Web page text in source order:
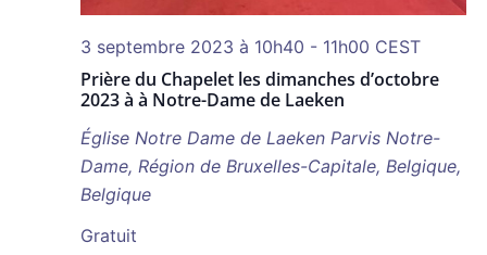
Prière du Chapelet les dimanches d’octobre
2023 à à Notre-Dame de Laeken
3 septembre 2023 à 10h40 - 11h00 CEST
Église Notre Dame de Laeken Parvis Notre-
Dame, Région de Bruxelles-Capitale, Belgique,
Belgique
Gratuit